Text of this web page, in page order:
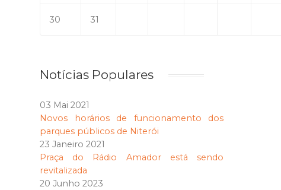
30 31
Notícias Populares
03 Mai 2021
Novos horários de funcionamento dos
parques públicos de Niterói
23 Janeiro 2021
Praça do Rádio Amador está sendo
revitalizada
20 Junho 2023